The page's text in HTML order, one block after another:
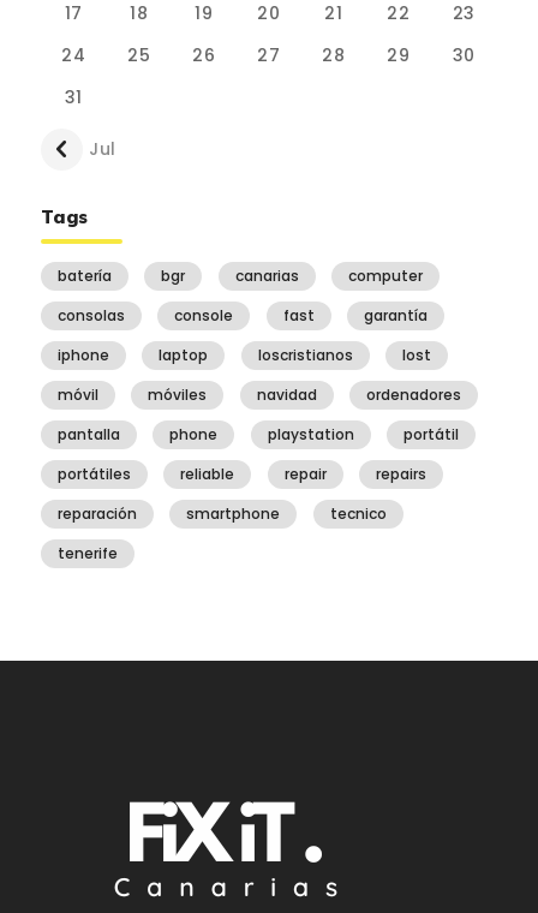
17
18 19 20 21 22
23
24
25 26 27 28 29
30
31
« Jul
Tags
batería bgr canarias
computer
consolas
console fast
garantía
iphone
laptop loscristianos
lost
móvil
móviles navidad
ordenadores
pantalla
phone playstation
portátil
portátiles
reliable repair
repairs
reparación
smartphone
tecnico
tenerife